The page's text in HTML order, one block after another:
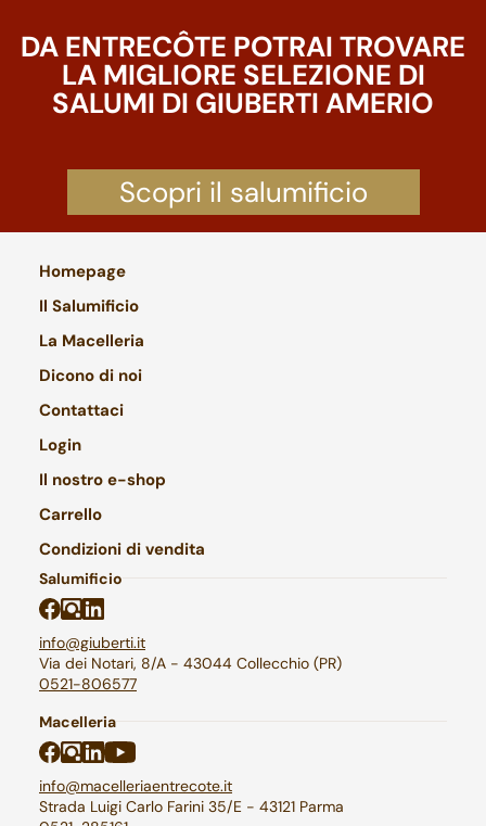
Homepage
Il Salumificio
La Macelleria
Dicono di noi
Contattaci
Login
Il nostro e-shop
Carrello
Condizioni di vendita
Salumificio
info@giuberti.it
Via dei Notari, 8/A - 43044 Collecchio (PR)
0521-806577
Macelleria
info@macelleriaentrecote.it
Strada Luigi Carlo Farini 35/E - 43121 Parma
DA ENTRECÔTE POTRAI TROVARE
LA MIGLIORE SELEZIONE DI
SALUMI DI GIUBERTI AMERIO
Scopri il salumificio